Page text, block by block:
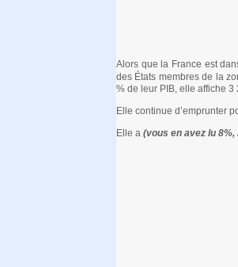
Alors que la France est
des États membres de la
% de leur PIB, elle affiche 3
Elle continue d’emprunter
Elle a (vous en avez lu